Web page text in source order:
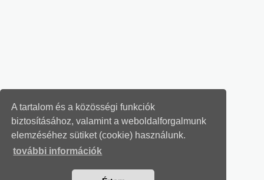
A tartalom és a közösségi funkciók
biztosításához, valamint a weboldalforgalmunk
elemzéséhez sütiket (cookie) használunk.
további információk